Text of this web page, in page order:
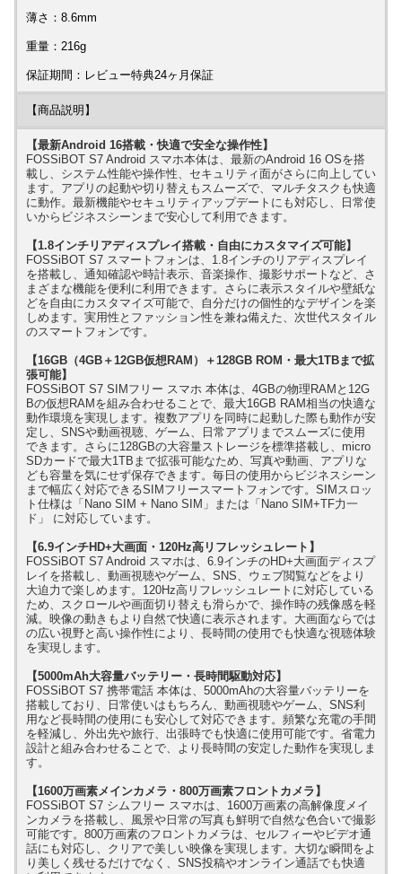
薄さ：8.6mm
重量：216g
保証期間：レビュー特典24ヶ月保証
【商品説明】
【最新Android 16搭載・快適で安全な操作性】
FOSSiBOT S7 Android スマホ本体は、最新のAndroid 16 OSを搭
載し、システム性能や操作性、セキュリティ面がさらに向上してい
ます。アプリの起動や切り替えもスムーズで、マルチタスクも快適
に動作。最新機能やセキュリティアップデートにも対応し、日常使
いからビジネスシーンまで安心して利用できます。
【1.8インチリアディスプレイ搭載・自由にカスタマイズ可能】
FOSSiBOT S7 スマートフォンは、1.8インチのリアディスプレイ
を搭載し、通知確認や時計表示、音楽操作、撮影サポートなど、さ
まざまな機能を便利に利用できます。さらに表示スタイルや壁紙な
どを自由にカスタマイズ可能で、自分だけの個性的なデザインを楽
しめます。実用性とファッション性を兼ね備えた、次世代スタイル
のスマートフォンです。
【16GB（4GB＋12GB仮想RAM）＋128GB ROM・最大1TBまで拡
張可能】
FOSSiBOT S7 SIMフリー スマホ 本体は、4GBの物理RAMと12G
Bの仮想RAMを組み合わせることで、最大16GB RAM相当の快適な
動作環境を実現します。複数アプリを同時に起動した際も動作が安
定し、SNSや動画視聴、ゲーム、日常アプリまでスムーズに使用
できます。さらに128GBの大容量ストレージを標準搭載し、micro
SDカードで最大1TBまで拡張可能なため、写真や動画、アプリな
ども容量を気にせず保存できます。毎日の使用からビジネスシーン
まで幅広く対応できるSIMフリースマートフォンです。SIMスロッ
ト仕様は「Nano SIM + Nano SIM」または「Nano SIM+TF力一
ド」 に対応しています。
【6.9インチHD+大画面・120Hz高リフレッシュレート】
FOSSiBOT S7 Android スマホは、6.9インチのHD+大画面ディスプ
レイを搭載し、動画視聴やゲーム、SNS、ウェブ閲覧などをより
大迫力で楽しめます。120Hz高リフレッシュレートに対応している
ため、スクロールや画面切り替えも滑らかで、操作時の残像感を軽
減。映像の動きもより自然で快適に表示されます。大画面ならでは
の広い視野と高い操作性により、長時間の使用でも快適な視聴体験
を実現します。
【5000mAh大容量バッテリー・長時間駆動対応】
FOSSiBOT S7 携帯電話 本体は、5000mAhの大容量バッテリーを
搭載しており、日常使いはもちろん、動画視聴やゲーム、SNS利
用など長時間の使用にも安心して対応できます。頻繁な充電の手間
を軽減し、外出先や旅行、出張時でも快適に使用可能です。省電力
設計と組み合わせることで、より長時間の安定した動作を実現しま
す。
【1600万画素メインカメラ・800万画素フロントカメラ】
FOSSiBOT S7 シムフリー スマホは、1600万画素の高解像度メイ
ンカメラを搭載し、風景や日常の写真も鮮明で自然な色合いで撮影
可能です。800万画素のフロントカメラは、セルフィーやビデオ通
話にも対応し、クリアで美しい映像を実現します。大切な瞬間をよ
り美しく残せるだけでなく、SNS投稿やオンライン通話でも快適